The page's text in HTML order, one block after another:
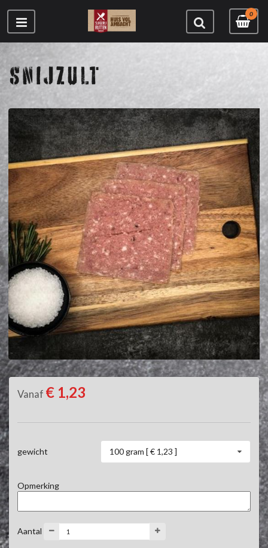
0
SNIJZULT
Vanaf € 1,23
gewicht 100 gram [ € 1,23 ]
Opmerking
Aantal